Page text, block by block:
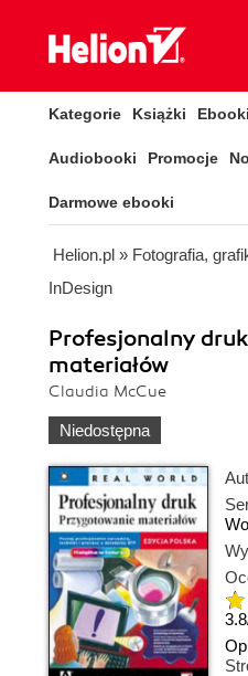
Kategorie Książki Ebooki
Audiobooki Promocje
Darmowe ebooki
Helion.pl » Fotografia,
InDesign
Profesjonalny
materiałów
Claudia McCue
Niedostępna
3.8